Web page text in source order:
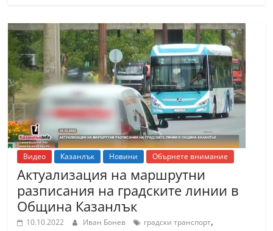
Видео Казанлък Новини Обърнете внимание
Актуализация на маршрутни
разписания на градските линии в
Община Казанлък
10.10.2022 Иван Бонев градски транспорт,